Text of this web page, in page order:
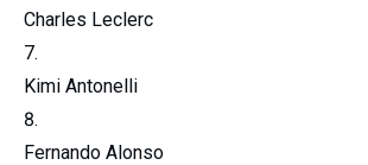
Charles Leclerc
Kimi Antonelli
Fernando Alonso